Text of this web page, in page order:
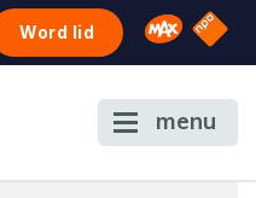
Word lid Omroep
NPO
menu